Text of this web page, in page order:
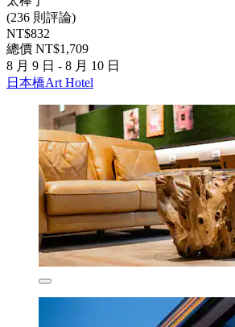
(236 則評論)
NT$832
總價 NT$1,709
8 月 9 日 - 8 月 10 日
日本橋Art Hotel